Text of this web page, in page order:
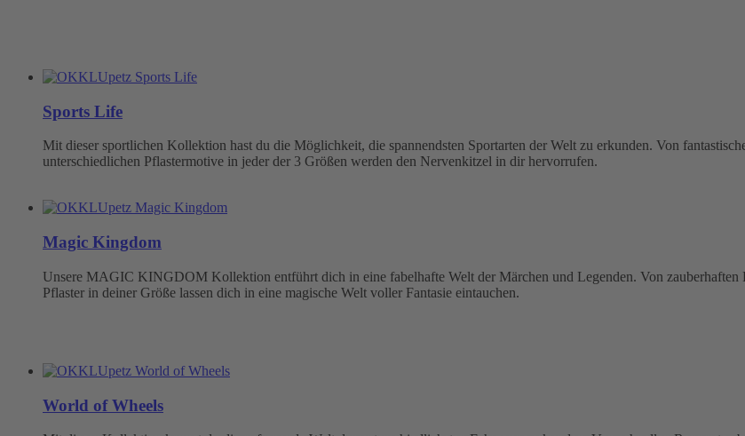
Sports Life
Mit dieser sportlichen Kollektion hast du die Möglichkeit, die spannendsten Sportarten der Welt zu erkunden. Von
unterschiedlichen Pflastermotive in jeder der 3 Größen werden den Nervenkitzel in dir hervorrufen.
Magic Kingdom
Unsere MAGIC KINGDOM Kollektion entführt dich in eine fabelhafte Welt der Märchen und Legenden. Von zauberhaften
Pflaster in deiner Größe lassen dich in eine magische Welt voller Fantasie eintauchen.
World of Wheels